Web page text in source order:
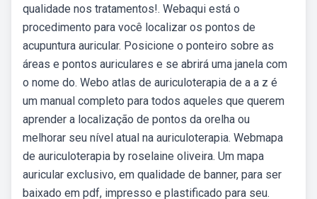
qualidade nos tratamentos!. Webaqui está o
procedimento para você localizar os pontos de
acupuntura auricular. Posicione o ponteiro sobre as
áreas e pontos auriculares e se abrirá uma janela com
o nome do. Webo atlas de auriculoterapia de a a z é
um manual completo para todos aqueles que querem
aprender a localização de pontos da orelha ou
melhorar seu nível atual na auriculoterapia. Webmapa
de auriculoterapia by roselaine oliveira. Um mapa
auricular exclusivo, em qualidade de banner, para ser
baixado em pdf, impresso e plastificado para seu.